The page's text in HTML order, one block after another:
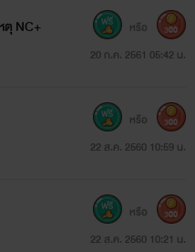
อายุ 29 ปี คู่ขาของภูบดินทร์
ยว และตอนนี้โอกาสก็มาตกที่
ประกอบนิยาย เพื่อให้ผู้อ่าน
นะสิ้น
หตุ NC+
20 ก.ค. 2561 05:42 น.
หรือ 300
22 ส.ค. 2560 10:59 น.
หรือ 300
22 ส.ค. 2560 10:21 น.
หรือ 300